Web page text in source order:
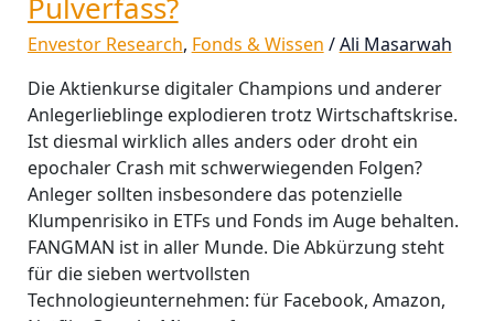
Envestor Research, Fonds & Wissen /Ali Masarwah
Die Aktienkurse digitaler Champions und anderer
Anlegerlieblinge explodieren trotz Wirtschaftskrise.
Ist diesmal wirklich alles anders oder droht ein
epochaler Crash mit schwerwiegenden Folgen?
Anleger sollten insbesondere das potenzielle
Klumpenrisiko in ETFs und Fonds im Auge behalten.
FANGMAN ist in aller Munde. Die Abkürzung steht
für die sieben wertvollsten
Technologieunternehmen: für Facebook, Amazon,